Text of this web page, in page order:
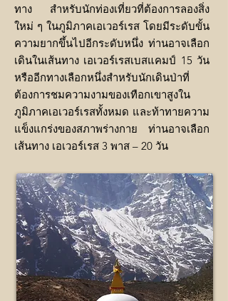
ทาง สำหรับนักท่องเที่ยวที่ต้องการลองสิ่ง
ใหม่ ๆ ในภูมิภาคเอเวอร์เรส โดยมีระดับขั้น
ความยากขึ้นไปอีกระดับหนึ่ง ท่านอาจเลือก
เดินในเส้นทาง เอเวอร์เรสเบสแคมป์ 15 วัน
หรืออีกทางเลือกหนึ่งสำหรับนักเดินป่าที่
ต้องการชมความงามของเทือกเขาสูงใน
ภูมิภาคเอเวอร์เรสทั้งหมด และท้าทายความ
แข็งแกร่งของสภาพร่างกาย ท่านอาจเลือก
เส้นทาง เอเวอร์เรส 3 พาส – 20 วัน